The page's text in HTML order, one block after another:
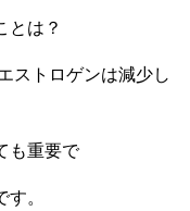
とは？
ストロゲンは減少し
も重要で
す。